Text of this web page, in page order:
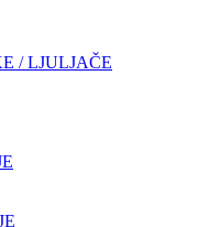
/ LJULJAČE